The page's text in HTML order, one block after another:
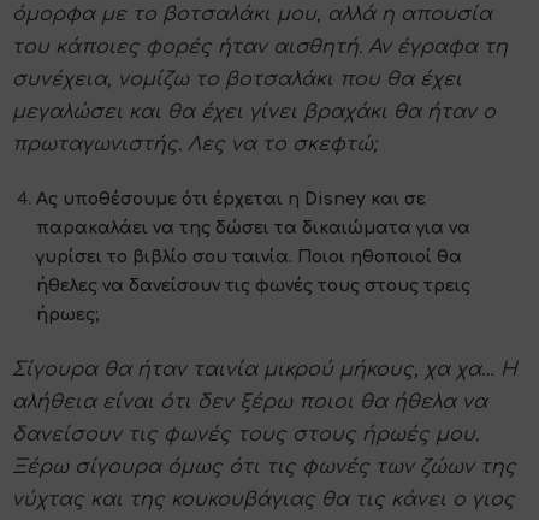
όμορφα με το βοτσαλάκι μου, αλλά η απουσία
του κάποιες φορές ήταν αισθητή. Αν έγραφα τη
συνέχεια, νομίζω το βοτσαλάκι που θα έχει
μεγαλώσει και θα έχει γίνει βραχάκι θα ήταν ο
πρωταγωνιστής. Λες να το σκεφτώ;
Ας υποθέσουμε ότι έρχεται η Disney και σε
παρακαλάει να της δώσει τα δικαιώματα για να
γυρίσει το βιβλίο σου ταινία. Ποιοι ηθοποιοί θα
ήθελες να δανείσουν τις φωνές τους στους τρεις
ήρωες;
Σίγουρα θα ήταν ταινία μικρού μήκους, χα χα… Η
αλήθεια είναι ότι δεν ξέρω ποιοι θα ήθελα να
δανείσουν τις φωνές τους στους ήρωές μου.
Ξέρω σίγουρα όμως ότι τις φωνές των ζώων της
νύχτας και της κουκουβάγιας θα τις κάνει ο γιος